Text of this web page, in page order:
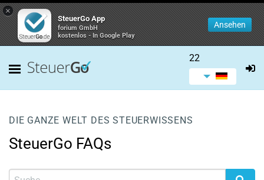
×
SteuerGo App
forium GmbH
kostenlos - In Google Play
Ansehen
22
DIE GANZE WELT DES STEUERWISSENS
SteuerGo FAQs